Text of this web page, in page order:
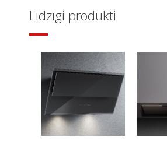
Līdzīgi produkti